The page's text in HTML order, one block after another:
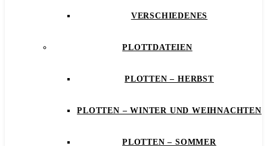
VERSCHIEDENES
PLOTTDATEIEN
PLOTTEN – HERBST
PLOTTEN – WINTER UND WEIHNACHTEN
PLOTTEN – SOMMER